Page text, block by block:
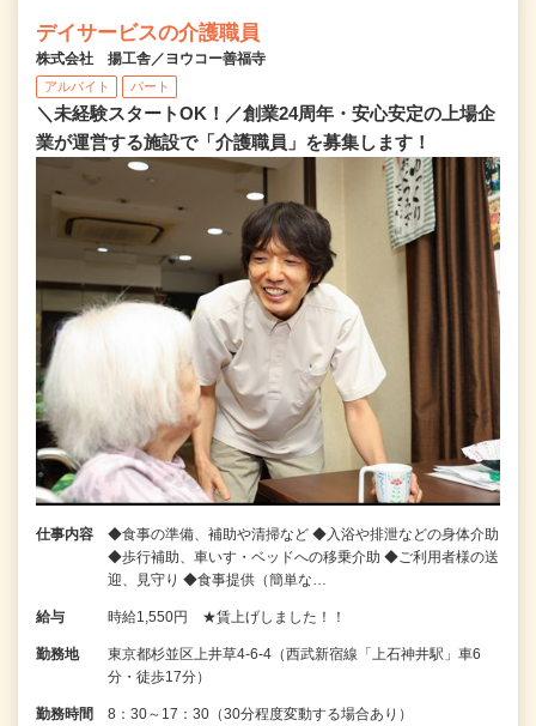
デイサービスの介護職員
株式会社 揚工舎／ヨウコー善福寺
アルバイト パート
＼未経験スタートOK！／創業24周年・安心安定の上場企
業が運営する施設で「介護職員」を募集します！
仕事内容
◆食事の準備、補助や清掃など ◆入浴や排泄などの身体介助
◆歩行補助、車いす・ベッドへの移乗介助 ◆ご利用者様の送
迎、見守り ◆食事提供（簡単な…
給与 時給1,550円 ★賃上げしました！！
勤務地
東京都杉並区上井草4-6-4（西武新宿線「上石神井駅」車6
分・徒歩17分）
勤務時間 8：30～17：30（30分程度変動する場合あり）